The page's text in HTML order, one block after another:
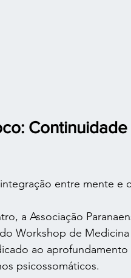
entre mente e
a Associação
Workshop de Medicina
ao
psicossomáticos.